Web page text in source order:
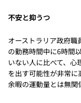
不安と抑うつ
オーストラリア政府
の勤務時間中に6時間
いない人に比べて、
を出す可能性が非常に
余暇の運動量とは無関